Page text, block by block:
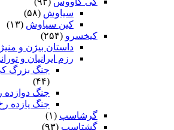
سیاوش (۵۸)
کین سیاوش (۱۳)
کیخسرو (۲۵۴)
داستان بیژن و
رزم ایرانیان و
جنگ بزرگ
(۴۴)
جنگ دوازده
جنگ یازده
گرشاسپ (۱)
گشتاسب (۹۳)